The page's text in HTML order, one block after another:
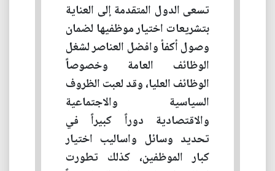
تسعى الدول المتقدمة إلى العناية
بتشريعات اختيار موظفيها لضمان
وصول أكفأ وافضل العناصر لشغل
الوظائف العامة وخصوصاً
الوظائف العليا، وقد لعبت الظروف
السياسية والاجتماعية
والاقتصادية دوراً كبيراً في
تحديد وسائل واساليب اختيار
كبار الموظفين، كذلك تطورت